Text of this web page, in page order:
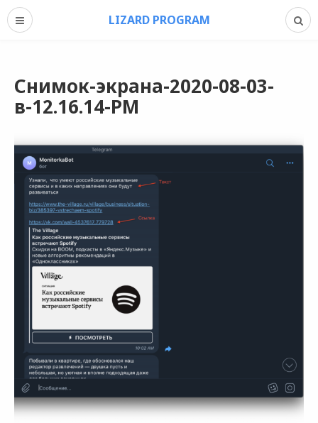
LIZARD PROGRAM
Снимок-экрана-2020-08-03-
в-12.16.14-PM